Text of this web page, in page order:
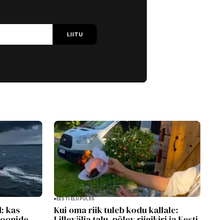
LIITU
kas
EESTI ELUPULSS
Kui oma riik tuleb kodu kallale: